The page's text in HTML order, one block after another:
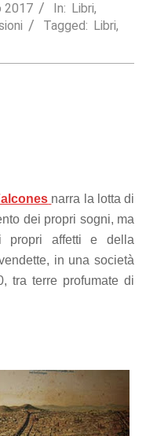
2017 In: Libri,
Tagged: Libri,
narra la lotta di
dei propri sogni, ma
propri affetti e della
in una società
tra terre profumate di